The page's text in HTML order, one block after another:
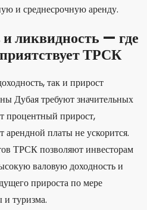
и среднесрочную аренду.
ликвидность — где
ТРСК
так и прирост
Дубая требуют значительных
процентный прирост,
арендной платы не ускорится.
ТРСК позволяют инвесторам
валовую доходность и
прироста по мере
и туризма.